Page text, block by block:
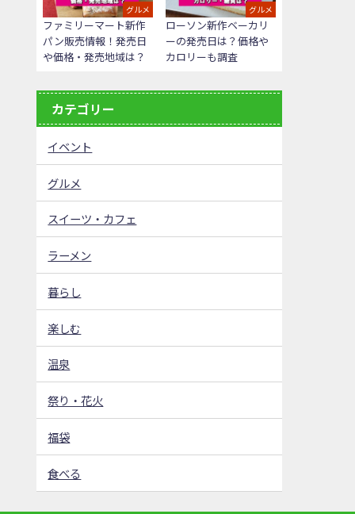
グルメ
ファミリーマート新作
パン販売情報！発売日
や価格・発売地域は？
グルメ
ローソン新作ベーカリ
ーの発売日は？価格や
カロリーも調査
カテゴリー
イベント
グルメ
スイーツ・カフェ
ラーメン
暮らし
楽しむ
温泉
祭り・花火
福袋
食べる